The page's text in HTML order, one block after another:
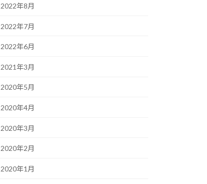
2022年8月
2022年7月
2022年6月
2021年3月
2020年5月
2020年4月
2020年3月
2020年2月
2020年1月